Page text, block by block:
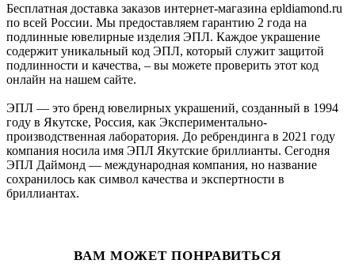
Бесплатная доставка заказов интернет-магазина epldiamond.ru
по всей России. Мы предоставляем гарантию 2 года на
подлинные ювелирные изделия ЭПЛ. Каждое украшение
содержит уникальный код ЭПЛ, который служит защитой
подлинности и качества, – вы можете проверить этот код
онлайн на нашем сайте.
ЭПЛ — это бренд ювелирных украшений, созданный в 1994
году в Якутске, Россия, как Экспериментально-
производственная лаборатория. До ребрендинга в 2021 году
компания носила имя ЭПЛ Якутские бриллианты. Сегодня
ЭПЛ Даймонд — международная компания, но название
сохранилось как символ качества и экспертности в
бриллиантах.
ВАМ МОЖЕТ ПОНРАВИТЬСЯ